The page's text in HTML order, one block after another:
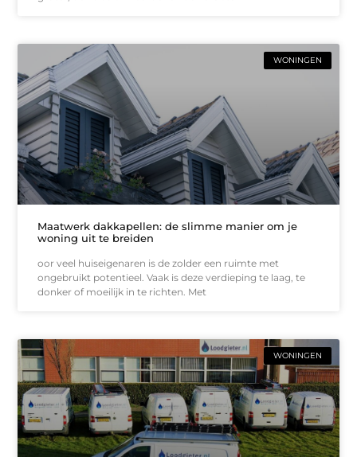
WONINGEN
Maatwerk dakkapellen: de slimme manier om je
woning uit te breiden
oor veel huiseigenaren is de zolder een ruimte met
ongebruikt potentieel. Vaak is deze verdieping te laag, te
donker of moeilijk in te richten. Met
WONINGEN